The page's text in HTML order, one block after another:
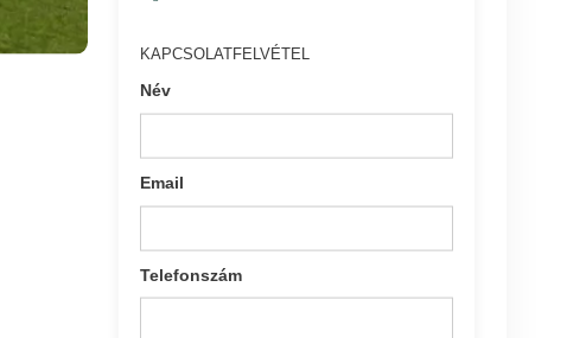
KAPCSOLATFELVÉTEL
Név
Email
Telefonszám